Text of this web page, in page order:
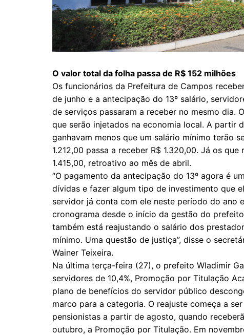
O valor total da folha passa de R$ 152 milhões
Os funcionários da Prefeitura de Campos
de junho e a antecipação do 13º salário,
de serviços passaram a receber no mesmo dia.
que serão injetados na economia local. A partir
ganhavam menos que um salário mínimo terão
1.212,00 passa a receber R$ 1.320,00. Já os
1.415,00, retroativo ao mês de abril.
“O pagamento da antecipação do 13º agora é
dívidas e fazer algum tipo de investimento que
servidor já conta com ele neste período do ano
cronograma desde o início da gestão do
também está reajustando o salário dos
mínimo. Uma questão de justiça”, disse o
Wainer Teixeira.
Na última terça-feira (27), o prefeito Wladimir
servidores de 10,4%, Promoção por Titulação
plano de benefícios do servidor público
marco para a categoria. O reajuste começa a
pensionistas a partir de agosto, quando
outubro, a Promoção por Titulação. Em